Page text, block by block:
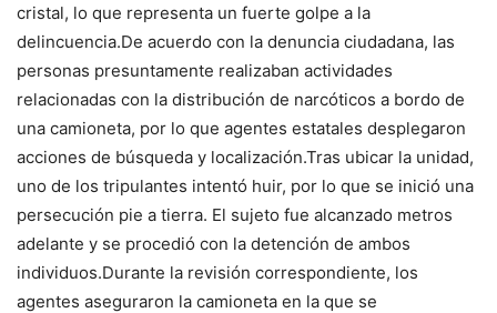
cristal, lo que representa un fuerte golpe a la
delincuencia.De acuerdo con la denuncia ciudadana, las
personas presuntamente realizaban actividades
relacionadas con la distribución de narcóticos a bordo de
una camioneta, por lo que agentes estatales desplegaron
acciones de búsqueda y localización.Tras ubicar la unidad,
uno de los tripulantes intentó huir, por lo que se inició una
persecución pie a tierra. El sujeto fue alcanzado metros
adelante y se procedió con la detención de ambos
individuos.Durante la revisión correspondiente, los
agentes aseguraron la camioneta en la que se